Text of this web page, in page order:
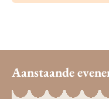
Aanstaande